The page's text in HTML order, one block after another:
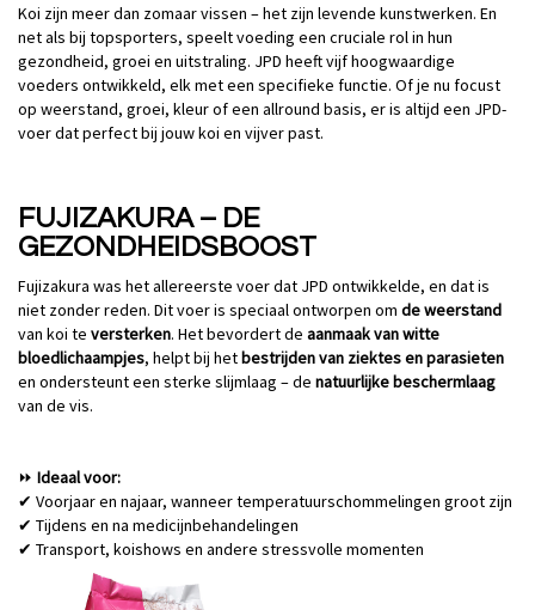
Koi zijn meer dan zomaar vissen – het zijn levende kunstwerken. En
net als bij topsporters, speelt voeding een cruciale rol in hun
gezondheid, groei en uitstraling. JPD heeft vijf hoogwaardige
voeders ontwikkeld, elk met een specifieke functie. Of je nu focust
op weerstand, groei, kleur of een allround basis, er is altijd een JPD-
voer dat perfect bij jouw koi en vijver past.
FUJIZAKURA – DE
GEZONDHEIDSBOOST
Fujizakura was het allereerste voer dat JPD ontwikkelde, en dat is
niet zonder reden. Dit voer is speciaal ontworpen om de weerstand
van koi te versterken. Het bevordert de aanmaak van witte
bloedlichaampjes, helpt bij hetbestrijden van ziektes en parasieten
en ondersteunt een sterke slijmlaag – de natuurlijke beschermlaag
van de vis.
⏩ Ideaal voor:
✔ Voorjaar en najaar, wanneer temperatuurschommelingen groot zijn
✔ Tijdens en na medicijnbehandelingen
✔ Transport, koishows en andere stressvolle momenten